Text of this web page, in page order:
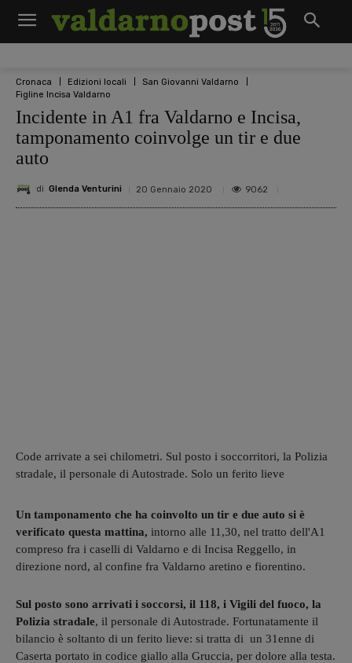
Cronaca Edizioni locali
San Giovanni Valdarno
Figline Incisa Valdarno
Incidente in A1 fra Valdarno e Incisa,
tamponamento coinvolge un tir e due
auto
di Glenda Venturini 20 Gennaio 2020 9062
Code arrivate a sei chilometri. Sul posto i soccorritori, la Polizia
stradale, il personale di Autostrade. Solo un ferito lieve
Un tamponamento che ha coinvolto un tir e due auto si è
verificato questa mattina, intorno alle 11,30, nel tratto dell'A1
compreso fra i caselli di Valdarno e di Incisa Reggello, in
direzione nord, al confine fra Valdarno aretino e fiorentino.
Sul posto sono arrivati i soccorsi, il 118, i Vigili del fuoco, la
Polizia stradale, il personale di Autostrade. Fortunatamente il
bilancio è soltanto di un ferito lieve: si tratta di un 31enne di
Caserta portato in codice giallo alla Gruccia, per dolore alla testa.